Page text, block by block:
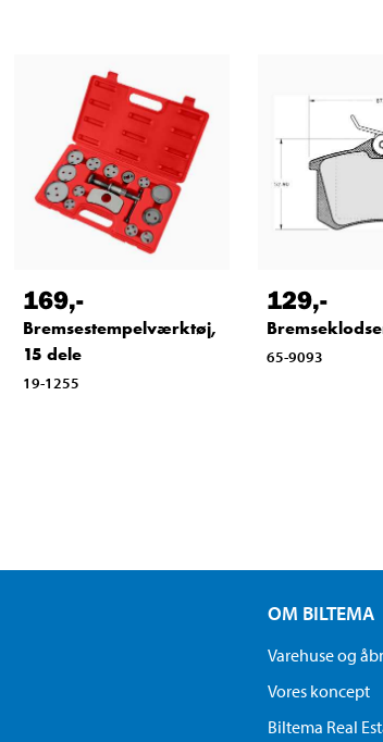
169,-
Bremsestempelværktøj,
15 dele
19-1255
129,-
65-9093
OM BILTEMA
Varehuse og
Vores koncept
Biltema Real